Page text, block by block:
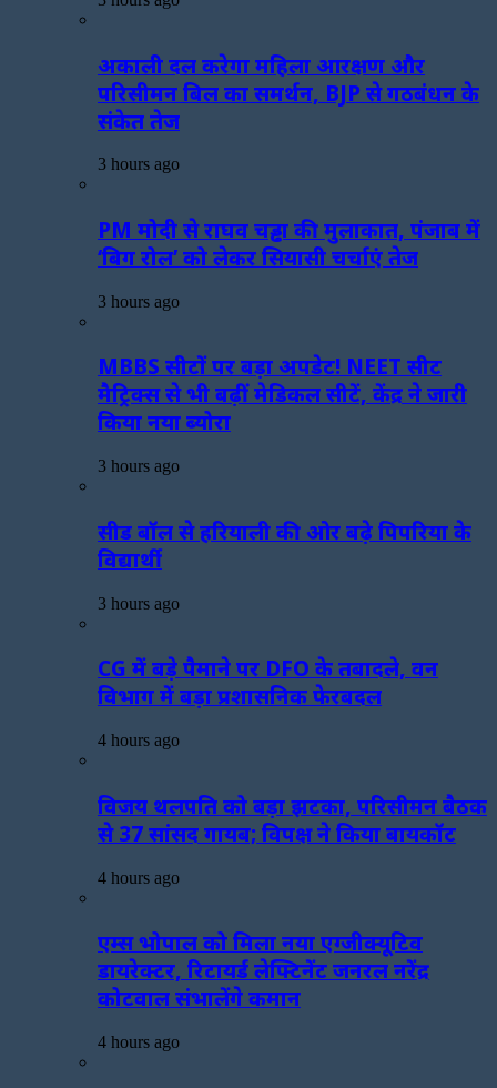
अकाली दल करेगा महिला आरक्षण और
परिसीमन बिल का समर्थन, BJP से गठबंधन के
संकेत तेज
3 hours ago
PM मोदी से राघव चड्ढा की मुलाकात, पंजाब में
‘बिग रोल’ को लेकर सियासी चर्चाएं तेज
3 hours ago
MBBS सीटों पर बड़ा अपडेट! NEET सीट
मैट्रिक्स से भी बढ़ीं मेडिकल सीटें, केंद्र ने जारी
किया नया ब्योरा
3 hours ago
सीड बॉल से हरियाली की ओर बढ़े पिपरिया के
विद्यार्थी
3 hours ago
CG में बड़े पैमाने पर DFO के तबादले, वन
विभाग में बड़ा प्रशासनिक फेरबदल
4 hours ago
विजय थलपति को बड़ा झटका, परिसीमन बैठक
से 37 सांसद गायब; विपक्ष ने किया बायकॉट
4 hours ago
एम्स भोपाल को मिला नया एग्जीक्यूटिव
डायरेक्टर, रिटायर्ड लेफ्टिनेंट जनरल नरेंद्र
कोटवाल संभालेंगे कमान
4 hours ago